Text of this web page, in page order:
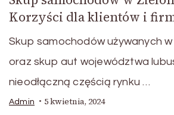
Korzyści dla klientów i
Skup samochodów używanych
oraz skup aut województwa
nieodłączną częścią rynku …
Admin 5 kwietnia, 2024